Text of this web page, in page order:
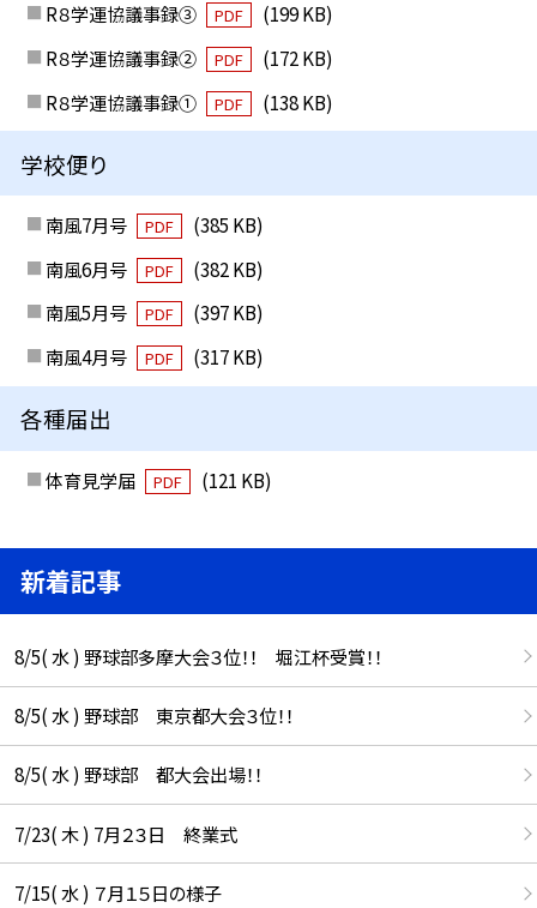
R８学運協議事録③ PDF
(199 KB)
R８学運協議事録②
PDF
(172 KB)
R８学運協議事録①
PDF (138 KB)
学校便り
南風7月号 PDF
(385 KB)
南風6月号
PDF
(382 KB)
南風5月号
PDF
(397 KB)
南風4月号
PDF (317 KB)
各種届出
体育見学届 PDF (121 KB)
新着記事
8/5( 水 ) 野球部多摩大会３位！！ 堀江杯受賞！！
8/5( 水 ) 野球部 東京都大会３位！！
8/5( 水 ) 野球部 都大会出場！！
7/23( 木 ) 7月２３日 終業式
7/15( 水 ) ７月１５日の様子